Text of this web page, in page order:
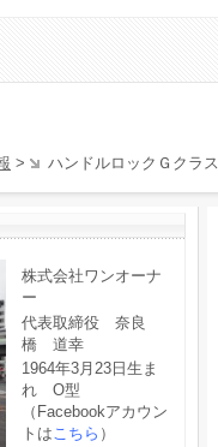
> ハンドルロックＧクラ
株式会社ワンオーナ
ー
代表取締役 奈良
橋 道幸
1964年3月23日生ま
れ O型
（Facebookアカウン
トはこちら ）